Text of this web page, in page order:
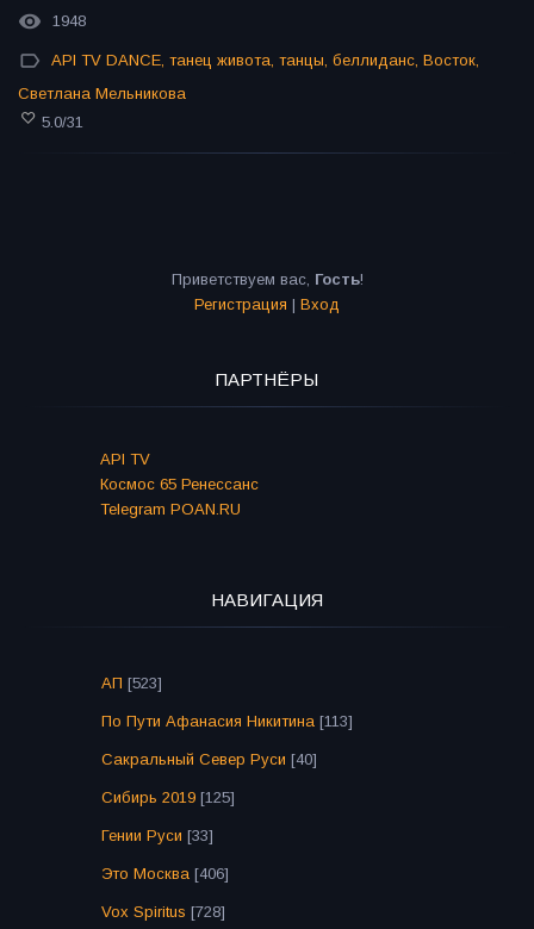
1948
API TV DANCE, танец живота, танцы, беллиданс, Восток,
Светлана Мельникова
5.0/31
Приветствуем вас, Гость!
Регистрация | Вход
ПАРТНЁРЫ
API TV
Космос 65 Ренессанс
Telegram POAN.RU
НАВИГАЦИЯ
АП [523]
По Пути Афанасия Никитина [113]
Сакральный Север Руси [40]
Сибирь 2019 [125]
Гении Руси [33]
Это Москва [406]
Vox Spiritus [728]